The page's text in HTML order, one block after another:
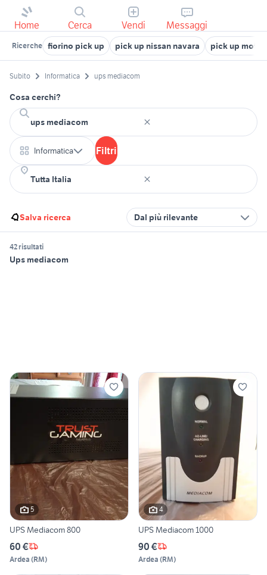
Home Cerca Vendi Messaggi
Ricerche fiorino pick up pick up nissan navara pick up
Subito Informatica ups mediacom
Cosa cerchi?
Informatica Filtri
Salva ricerca Dal più rilevante
42 risultati
Ups mediacom
5
UPS Mediacom 800
60 €
Ardea (RM)
4
UPS Mediacom 1000
90 €
Ardea (RM)